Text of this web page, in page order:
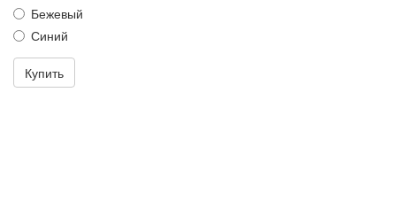
Бежевый
Синий
Купить